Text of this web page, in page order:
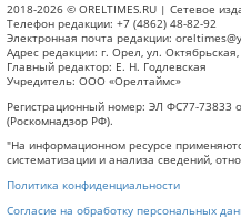
2018-2026 © ORELTIMES.RU | Сетевое
Телефон редакции: +7 (4862) 48-82-92
Электронная почта редакции:
Адрес редакции: г. Орел, ул.
Главный редактор: Е. Н. Годлевская
Учредитель: ООО «Орелтаймс»
Регистрационный номер: ЭЛ ФС77-73833
(Роскомнадзор РФ).
"На информационном ресурсе
систематизации и анализа сведений,
Политика конфиденциальности
Согласие на обработку персональных